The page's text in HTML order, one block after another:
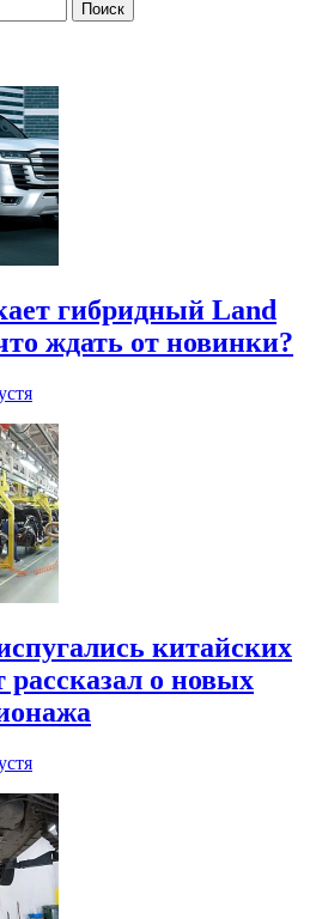
гибридный Land
ждать от новинки?
китайских
рассказал о новых